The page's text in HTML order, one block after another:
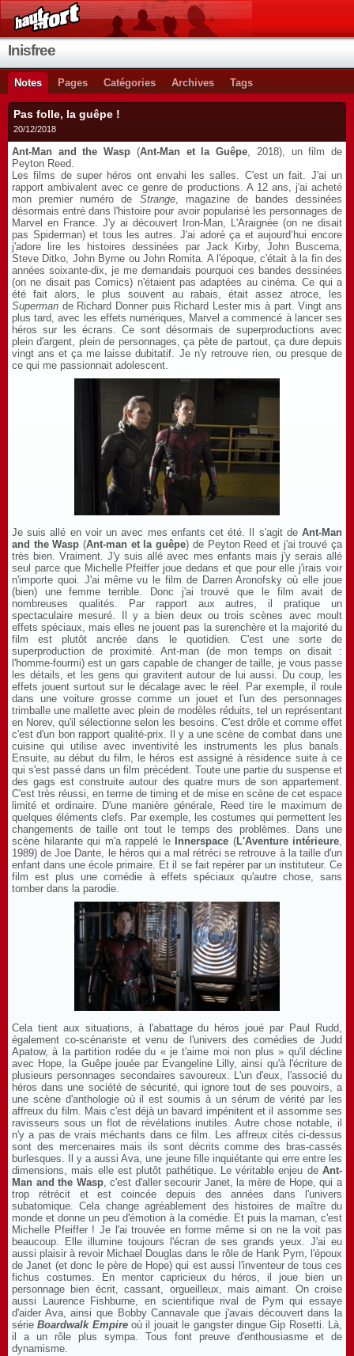
Inisfree
Notes Pages Catégories Archives Tags
Pas folle, la guêpe !
20/12/2018
Ant-Man and the Wasp (Ant-Man et la Guêpe, 2018), un film de
Peyton Reed.
Les films de super héros ont envahi les salles. C'est un fait. J'ai un
rapport ambivalent avec ce genre de productions. A 12 ans, j'ai acheté
mon premier numéro de Strange, magazine de bandes dessinées
désormais entré dans l'histoire pour avoir popularisé les personnages de
Marvel en France. J'y ai découvert Iron-Man, L'Araignée (on ne disait
pas Spiderman) et tous les autres. J'ai adoré ça et aujourd’hui encore
j'adore lire les histoires dessinées par Jack Kirby, John Buscema,
Steve Ditko, John Byrne ou John Romita. A l'époque, c'était à la fin des
années soixante-dix, je me demandais pourquoi ces bandes dessinées
(on ne disait pas Comics) n'étaient pas adaptées au cinéma. Ce qui a
été fait alors, le plus souvent au rabais, était assez atroce, les
Superman de Richard Donner puis Richard Lester mis à part. Vingt ans
plus tard, avec les effets numériques, Marvel a commencé à lancer ses
héros sur les écrans. Ce sont désormais de superproductions avec
plein d'argent, plein de personnages, ça pète de partout, ça dure depuis
vingt ans et ça me laisse dubitatif. Je n'y retrouve rien, ou presque de
ce qui me passionnait adolescent.
Je suis allé en voir un avec mes enfants cet été. Il s'agit de Ant-Man
and the Wasp (Ant-man et la guêpe) de Peyton Reed et j'ai trouvé ça
très bien. Vraiment. J'y suis allé avec mes enfants mais j'y serais allé
seul parce que Michelle Pfeiffer joue dedans et que pour elle j'irais voir
n'importe quoi. J'ai même vu le film de Darren Aronofsky où elle joue
(bien) une femme terrible. Donc j'ai trouvé que le film avait de
nombreuses qualités. Par rapport aux autres, il pratique un
spectaculaire mesuré. Il y a bien deux ou trois scènes avec moult
effets spéciaux, mais elles ne jouent pas la surenchère et la majorité du
film est plutôt ancrée dans le quotidien. C'est une sorte de
superproduction de proximité. Ant-man (de mon temps on disait :
l'homme-fourmi) est un gars capable de changer de taille, je vous passe
les détails, et les gens qui gravitent autour de lui aussi. Du coup, les
effets jouent surtout sur le décalage avec le réel. Par exemple, il roule
dans une voiture grosse comme un jouet et l'un des personnages
trimballe une mallette avec plein de modèles réduits, tel un représentant
en Norev, qu'il sélectionne selon les besoins. C'est drôle et comme effet
c'est d'un bon rapport qualité-prix. Il y a une scène de combat dans une
cuisine qui utilise avec inventivité les instruments les plus banals.
Ensuite, au début du film, le héros est assigné à résidence suite à ce
qui s'est passé dans un film précédent. Toute une partie du suspense et
des gags est construite autour des quatre murs de son appartement.
C'est très réussi, en terme de timing et de mise en scène de cet espace
limité et ordinaire. D'une manière générale, Reed tire le maximum de
quelques éléments clefs. Par exemple, les costumes qui permettent les
changements de taille ont tout le temps des problèmes. Dans une
scène hilarante qui m'a rappelé le
Innerspace (L'Aventure intérieure,
1989) de Joe Dante, le héros qui a mal rétréci se retrouve à la taille d'un
enfant dans une école primaire. Et il se fait repérer par un instituteur. Ce
film est plus une comédie à effets spéciaux qu'autre chose, sans
tomber dans la parodie.
Cela tient aux situations, à l'abattage du héros joué par Paul Rudd,
également co-scénariste et venu de l'univers des comédies de Judd
Apatow, à la partition rodée du « je t'aime moi non plus » qu'il décline
avec Hope, la Guêpe jouée par Evangeline Lilly, ainsi qu'à l'écriture de
plusieurs personnages secondaires savoureux. L'un d'eux, l'associé du
héros dans une société de sécurité, qui ignore tout de ses pouvoirs, a
une scène d'anthologie où il est soumis à un sérum de vérité par les
affreux du film. Mais c'est déjà un bavard impénitent et il assomme ses
ravisseurs sous un flot de révélations inutiles. Autre chose notable, il
n'y a pas de vrais méchants dans ce film. Les affreux cités ci-dessus
sont des mercenaires mais ils sont décrits comme des bras-cassés
burlesques. Il y a aussi Ava, une jeune fille inquiétante qui erre entre les
dimensions, mais elle est plutôt pathétique. Le véritable enjeu de Ant-
Man and the Wasp, c'est d'aller secourir Janet, la mère de Hope, qui a
trop rétrécit et est coincée depuis des années dans l'univers
subatomique. Cela change agréablement des histoires de maître du
monde et donne un peu d'émotion à la comédie. Et puis la maman, c'est
Michelle Pfeiffer ! Je l'ai trouvée en forme même si on ne la voit pas
beaucoup. Elle illumine toujours l'écran de ses grands yeux. J'ai eu
aussi plaisir à revoir Michael Douglas dans le rôle de Hank Pym, l'époux
de Janet (et donc le père de Hope) qui est aussi l'inventeur de tous ces
fichus costumes. En mentor capricieux du héros, il joue bien un
personnage bien écrit, cassant, orgueilleux, mais aimant. On croise
aussi Laurence Fishburne, en scientifique rival de Pym qui essaye
d'aider Ava, ainsi que Bobby Cannavale que j'avais découvert dans la
sérieBoardwalk Empireoù il jouait le gangster dingue Gip Rosetti. Là,
il a un rôle plus sympa. Tous font preuve d'enthousiasme et de
dynamisme.